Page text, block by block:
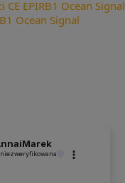
EPIRB1 Ocean Signal
Ocean Signal